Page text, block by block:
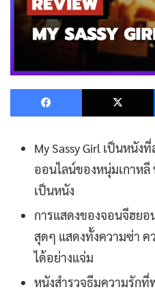
Facebook
My Sassy Girl เป็นหนัง
ออนไลน์ของหนุ่มเกาห
เป็นหนัง
การแสดงของจอนจีฮยอ
สุดๆ แสดงทั้งความซ่า
ได้อย่างแจ่ม
หนังสำรวจธีมความรัก